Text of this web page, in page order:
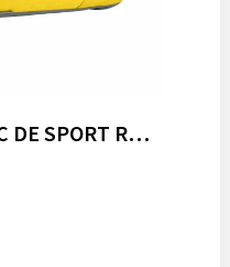
Derby of Sweden SAC DE SPORT ROND